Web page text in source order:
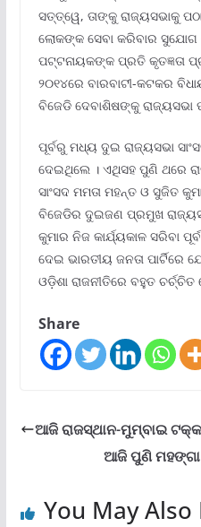
ସତ୍ତ୍ୱେ, ତାଙ୍କୁ ରାଜ୍ୟସଭାକୁ
ଲୋକଙ୍କ ସେବା କରିବାର ସୁଯୋଗ
ପଟ୍ଟନାୟକଙ୍କ ପ୍ରତି କୃତଜ୍ଞତା
୨୦୧୪ରେ ବାରବାଟୀ-କଟକର
ବିଜେଡି ଦେବାଶିଷଙ୍କୁ ରାଜ୍ୟସଭା
ପୂର୍ବରୁ ମଧ୍ୟ ଦୁଇ ରାଜ୍ୟସଭା
ଦେଇଥିଲେ । ଏଥିସହ ପୁଣି ଥରେ
ସାଂସଦ ମମତା ମହନ୍ତ ଓ ସୁଜିତ
ବିଜେଡିର ଦୁଇଜଣ ପ୍ରମୁଖ
କୁମାର ନିଜ କାର୍ଯ୍ୟକାଳ ସରିବା
ଦେଇ ଭାରତୀୟ ଜନତା ପାର୍ଟିରେ
ଓଡ଼ିଶା ରାଜନୀତିରେ ବହୁତ ଚର୍ଚ୍ଚିତ
Share
ଆଜି ରାଜସ୍ଥାନ-ମୁମ୍ବାଇ
ଆଜି ପୁଣି ମହଙ୍ଗା
You May Also